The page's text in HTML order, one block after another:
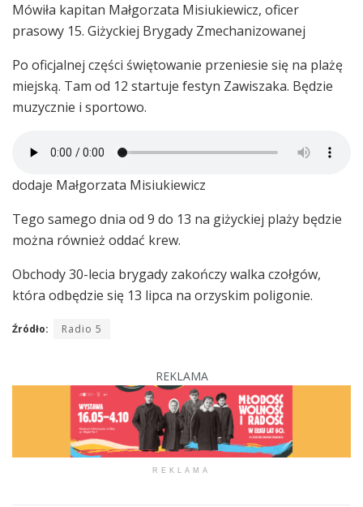
Mówiła kapitan Małgorzata Misiukiewicz, oficer
prasowy 15. Giżyckiej Brygady Zmechanizowanej
Po oficjalnej części świętowanie przeniesie się na plażę
miejską. Tam od 12 startuje festyn Zawiszaka. Będzie
muzycznie i sportowo.
dodaje Małgorzata Misiukiewicz
Tego samego dnia od 9 do 13 na giżyckiej plaży będzie
można również oddać krew.
Obchody 30-lecia brygady zakończy walka czołgów,
która odbędzie się 13 lipca na orzyskim poligonie.
Źródło: Radio 5
REKLAMA
REKLAMA